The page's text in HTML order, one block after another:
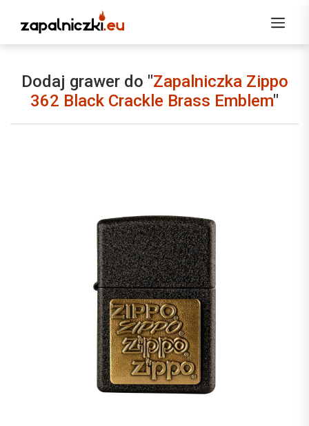
Dodaj grawer do "Zapalniczka Zippo
362 Black Crackle Brass Emblem"